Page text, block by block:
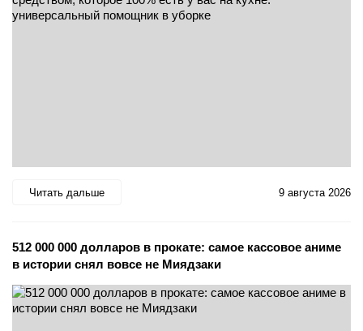
Читать дальше 9 августа 2026
512 000 000 долларов в прокате: самое кассовое аниме
в истории снял вовсе не Миядзаки